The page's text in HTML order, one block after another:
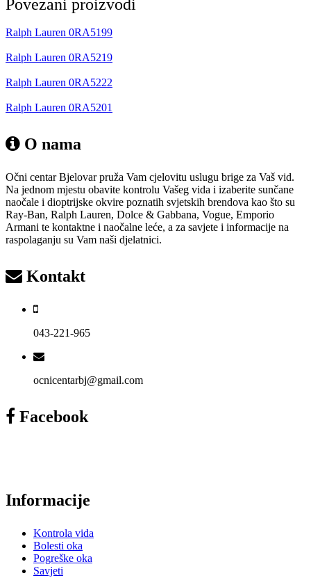
Povezani proizvodi
Ralph Lauren 0RA5199
Ralph Lauren 0RA5219
Ralph Lauren 0RA5222
Ralph Lauren 0RA5201
O nama
Očni centar Bjelovar pruža Vam cjelovitu uslugu brige za Vaš vid.
Na jednom mjestu obavite kontrolu Vašeg vida i izaberite sunčane
naočale i dioptrijske okvire poznatih svjetskih brendova kao što su
Ray-Ban, Ralph Lauren, Dolce & Gabbana, Vogue, Emporio
Armani te kontaktne i naočalne leće, a za savjete i informacije na
raspolaganju su Vam naši djelatnici.
Kontakt
043-221-965
ocnicentarbj@gmail.com
Facebook
Informacije
Kontrola vida
Bolesti oka
Pogreške oka
Savjeti